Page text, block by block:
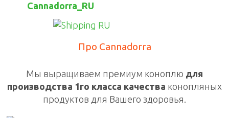
Cannadorra_RU
Про Cannadorra
Мы выращиваем премиум коноплю для
производства 1го класса качества конопляных
продуктов для Вашего здоровья.